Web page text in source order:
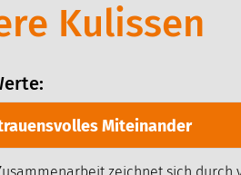
Kulissen
Miteinander